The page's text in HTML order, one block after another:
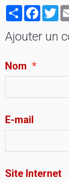
Partager
Ajouter un
Nom
E-mail
Site Internet